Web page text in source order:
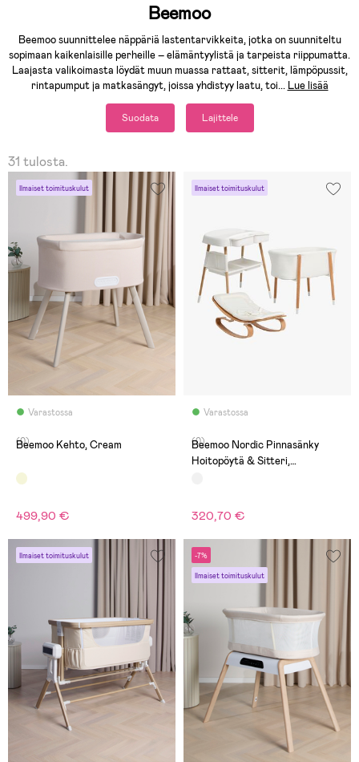
Beemoo
Beemoo suunnittelee näppäriä lastentarvikkeita, jotka on suunniteltu
sopimaan kaikenlaisille perheille – elämäntyylistä ja tarpeista riippumatta.
Laajasta valikoimasta löydät muun muassa rattaat, sitterit, lämpöpussit,
rintapumput ja matkasängyt, joissa yhdistyy laatu, toi... Lue lisää
Suodata Lajittele
31 tulosta.
Ilmaiset toimituskulut
Varastossa
(0) Beemoo Kehto, Cream
499,90 €
Ilmaiset toimituskulut
Varastossa
(0)
Beemoo Nordic Pinnasänky
Hoitopöytä & Sitteri,
320,70 €
Ilmaiset toimituskulut -7%
Ilmaiset toimituskulut